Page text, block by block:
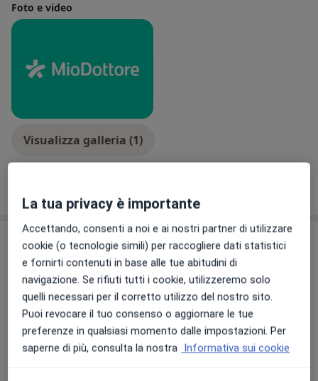
Alimentazione e dietetica vegetariana / vegana
Nutrizione clinica
Nutrigenetica e Nutrigenomica
Nutrizione pediatrica
Foto e video
Visualizza galleria (1)
Prestazioni e prezzi
Dieta per sportivi
100 € Dettagli Prenota una visita
Visita nutrizionale
100 € Dettagli Prenota una visita
La tua privacy è importante
Accettando, consenti a noi e ai nostri partner di utilizzare
cookie (o tecnologie simili) per raccogliere dati statistici
e fornirti contenuti in base alle tue abitudini di
navigazione. Se rifiuti tutti i cookie, utilizzeremo solo
quelli necessari per il corretto utilizzo del nostro sito.
Puoi revocare il tuo consenso o aggiornare le tue
preferenze in qualsiasi momento dalle impostazioni. Per
saperne di più, consulta la nostra Informativa sui cookie